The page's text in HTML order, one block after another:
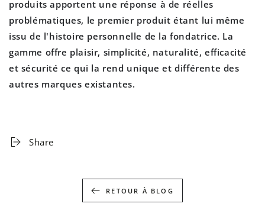
produits apportent une réponse à de réelles
problématiques, le premier produit étant lui même
issu de l'histoire personnelle de la fondatrice. La
gamme offre plaisir, simplicité, naturalité, efficacité
et sécurité ce qui la rend unique et différente des
autres marques existantes.
Share
RETOUR À BLOG